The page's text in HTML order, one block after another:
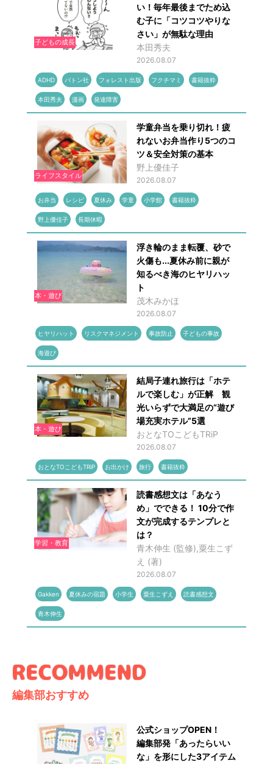
子どもの成長
い！毎年最後までため込
む子に「コツコツやりな
さい」が無駄な理由
本田秀夫
2026.08.07
ADHD バトン社 フォレスト出版 フクチマミ 書籍抜粋
本田秀夫 漫画 発達障害
ライフスタイル
学童弁当を乗り切れ！疲
れないお弁当作り5つのコ
ツ＆安全対策の基本
野上優佳子
2026.08.07
お弁当 レシピ 夏休み 学童 小学館 書籍抜粋
野上優佳子 長期休暇
本・遊び
浮き輪のまま転覆、砂で
火傷も...夏休み前に親が
知るべき海のヒヤリハッ
ト
茂木みかほ
2026.08.07
ヒヤリハット リスクマネジメント 事故防止 子どもの事故
海遊び
本・遊び
結局子連れ旅行は「ホテ
ルで楽しむ」が正解 観
光いらずで大満足の“遊び
場充実ホテル”5選
おとなTOこどもTRiP
2026.08.07
おとなTOこどもTRiP お出かけ 旅行 書籍抜粋
学習・教育
読書感想文は「あなう
め」でできる！ 10分で作
文が完成するテンプレと
は？
青木伸生 (監修),粟生こず
え (著)
2026.08.07
Gakken 夏休みの宿題 小学生 粟生こずえ 読書感想文
青木伸生
編集部おすすめ
公式ショップOPEN！
編集部発「あったらいい
な」を形にした3アイテム